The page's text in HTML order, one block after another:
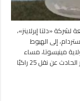
«دلتا إيرلاينز»،
إلى الهبوط
مينيسوتا، مساء
الأربعاء، بعد تعرضها لاضطرابات جوية قوية، وأسفر الحادث عن نقل 25 راكبًا